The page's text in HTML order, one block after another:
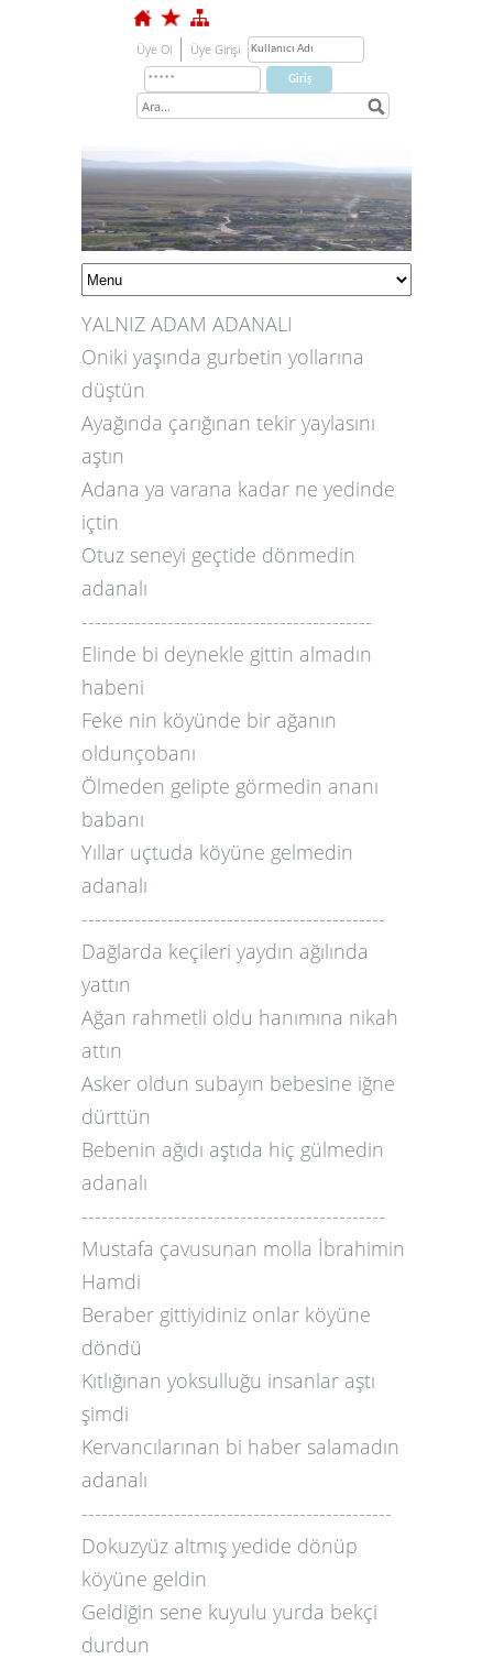
Üye Ol Üye Girişi
YALNIZ ADAM ADANALI
Oniki yaşında gurbetin yollarına
düştün
Ayağında çarığınan tekir yaylasını
aştın
Adana ya varana kadar ne yedinde
içtin
Otuz seneyi geçtide dönmedin
adanalı
--------------------------------------------
Elinde bi deynekle gittin almadın
habeni
Feke nin köyünde bir ağanın
oldunçobanı
Ölmeden gelipte görmedin ananı
babanı
Yıllar uçtuda köyüne gelmedin
adanalı
----------------------------------------------
Dağlarda keçileri yaydın ağılında
yattın
Ağan rahmetli oldu hanımına nikah
attın
Asker oldun subayın bebesine iğne
dürttün
Bebenin ağıdı aştıda hiç gülmedin
adanalı
----------------------------------------------
Mustafa çavusunan molla İbrahimin
Hamdi
Beraber gittiyidiniz onlar köyüne
döndü
Kıtlığınan yoksulluğu insanlar aştı
şimdi
Kervancılarınan bi haber salamadın
adanalı
-----------------------------------------------
Dokuzyüz altmış yedide dönüp
köyüne geldin
Geldiğin sene kuyulu yurda bekçi
durdun